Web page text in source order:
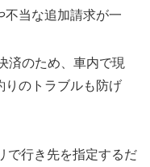
不当な追加請求が一
済のため、車内で現
りのトラブルも防げ
で行き先を指定するだ